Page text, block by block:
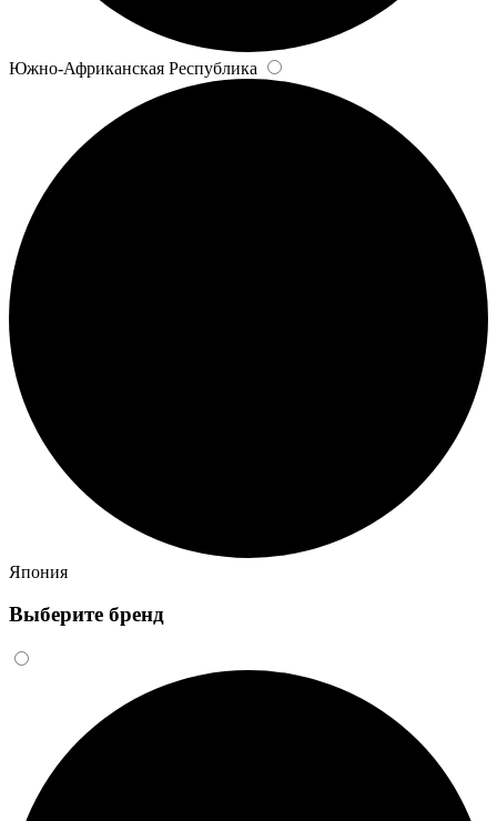
Южно-Африканская Республика
Япония
Выберите бренд